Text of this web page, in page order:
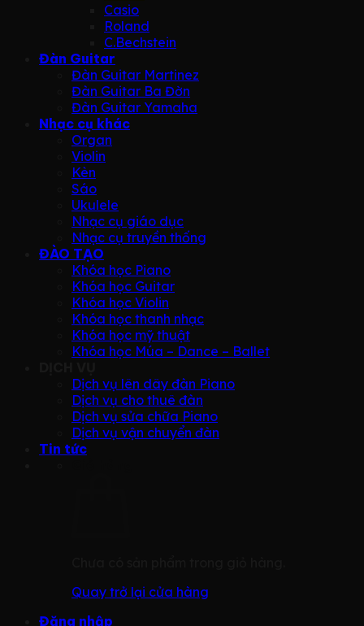
Casio
Roland
C.Bechstein
Đàn Guitar
Đàn Guitar Martinez
Đàn Guitar Ba Đờn
Đàn Guitar Yamaha
Nhạc cụ khác
Organ
Violin
Kèn
Sáo
Ukulele
Nhạc cụ giáo dục
Nhạc cụ truyền thống
ĐÀO TẠO
Khóa học Piano
Khóa học Guitar
Khóa học Violin
Khóa học thanh nhạc
Khóa học mỹ thuật
Khóa học Múa – Dance – Ballet
Dịch vụ lên dây đàn Piano
Dịch vụ cho thuê đàn
Dịch vụ sửa chữa Piano
Dịch vụ vận chuyển đàn
Tin tức
Quay trở lại cửa hàng
Đăng nhập